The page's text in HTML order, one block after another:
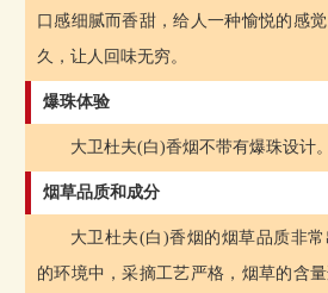
口感细腻而香甜，给人一种愉悦的感
久，让人回味无穷。
爆珠体验
大卫杜夫(白)香烟不带有爆珠设计。
烟草品质和成分
大卫杜夫(白)香烟的烟草品质非
的环境中，采摘工艺严格，烟草的含